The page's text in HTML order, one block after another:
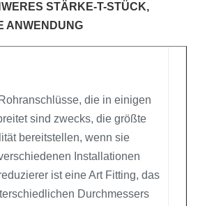
STÄRKE-T-STÜCK,
ANWENDUNG
die in einigen
sind zwecks, die größte
bereitstellen, wenn sie
Installationen
ist eine Art Fitting, das
Durchmessers